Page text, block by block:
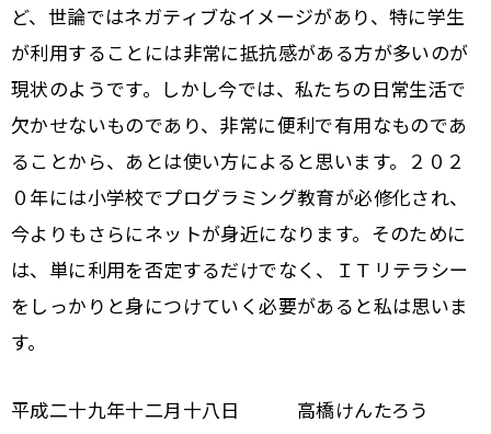
ど、世論ではネガティブなイメージがあり、特に学生
が利用することには非常に抵抗感がある方が多いのが
現状のようです。しかし今では、私たちの日常生活で
欠かせないものであり、非常に便利で有用なものであ
ることから、あとは使い方によると思います。２０２
０年には小学校でプログラミング教育が必修化され、
今よりもさらにネットが身近になります。そのために
は、単に利用を否定するだけでなく、ＩＴリテラシー
をしっかりと身につけていく必要があると私は思いま
す。
平成二十九年十二月十八日 高橋けんたろう